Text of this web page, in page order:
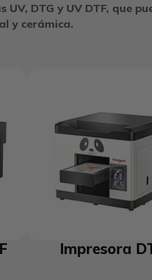
DTG y UV DTF, que
y cerámica.
Impresora